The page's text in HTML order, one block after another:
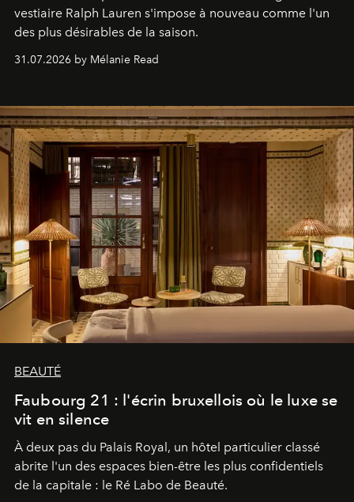
vestiaire Ralph Lauren s'impose à nouveau comme l'un
des plus désirables de la saison.
31.07.2026 by Mélanie Read
BEAUTÉ
Faubourg 21 : l'écrin bruxellois où le luxe se
vit en silence
À deux pas du Palais Royal, un hôtel particulier classé
abrite l'un des espaces bien-être les plus confidentiels
de la capitale : le Ré Labo de Beauté.